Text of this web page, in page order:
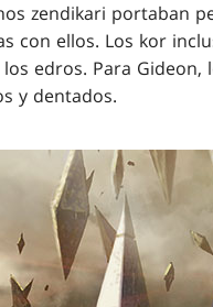
zendikari portaban
con ellos. Los kor
edros. Para Gideon,
y dentados.